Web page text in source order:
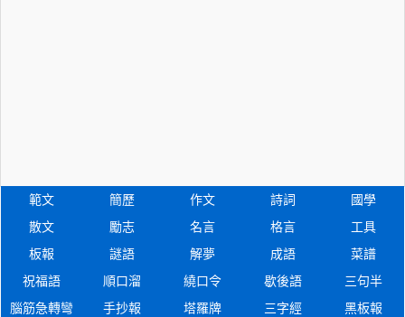
範文 簡歷 作文 詩詞
國學
散文
勵志 名言 格言
工具
板報
謎語 解夢 成語
菜譜
祝福語
順口溜 繞口令 歇後語
三句半
腦筋急轉彎
手抄報 塔羅牌 三字經 黑板報